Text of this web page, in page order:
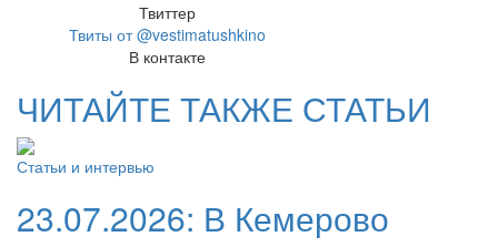
Твиттер
Твиты от @vestimatushkino
В контакте
ЧИТАЙТЕ ТАКЖЕ СТАТЬИ
Статьи и интервью
23.07.2026: В Кемерово